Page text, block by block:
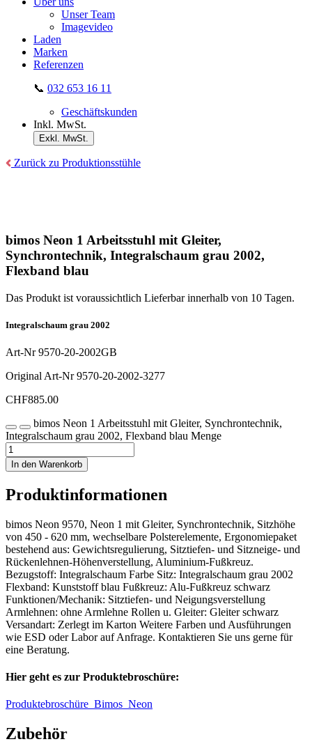
Unser Team
Imagevideo
Laden
Marken
Referenzen
📞 032 653 16 11
Geschäftskunden
Inkl. MwSt.
Exkl. MwSt.
Zurück zu Produktionsstühle
bimos Neon 1 Arbeitsstuhl mit Gleiter,
Synchrontechnik, Integralschaum grau 2002,
Flexband blau
Das Produkt ist voraussichtlich Lieferbar innerhalb von 10 Tagen.
Integralschaum grau 2002
Art-Nr9570-20-2002GB
Original Art-Nr9570-20-2002-3277
CHF885.00
bimos Neon 1 Arbeitsstuhl mit Gleiter, Synchrontechnik,
Integralschaum grau 2002, Flexband blau Menge
In den Warenkorb
Produktinformationen
bimos Neon 9570, Neon 1 mit Gleiter, Synchrontechnik, Sitzhöhe
von 450 - 620 mm, wechselbare Polsterelemente, Ergonomiepaket
bestehend aus: Gewichtsregulierung, Sitztiefen- und Sitzneige- und
Rückenlehnen-Höhenverstellung, Aluminium-Fußkreuz.
Bezugstoff: Integralschaum Farbe Sitz: Integralschaum grau 2002
Flexband: Kunststoff blau Fußkreuz: Alu-Fußkreuz schwarz
Funktionen/Mechanik: Sitztiefen- und Neigungsverstellung
Armlehnen: ohne Armlehne Rollen u. Gleiter: Gleiter schwarz
Versandart: Zerlegt im Karton Weitere Farben und Ausführungen
wie ESD oder Labor auf Anfrage. Kontaktieren Sie uns gerne für
eine Beratung.
Hier geht es zur Produktebroschüre:
Produktebroschüre_Bimos_Neon
Zubehör